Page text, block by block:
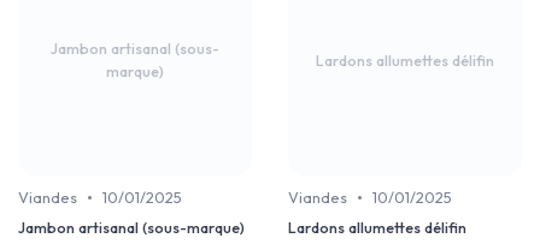
Jambon artisanal (sous-
marque)
Viandes • 10/01/2025
Jambon artisanal (sous-marque)
Lardons allumettes délifin
Viandes • 10/01/2025
Lardons allumettes délifin